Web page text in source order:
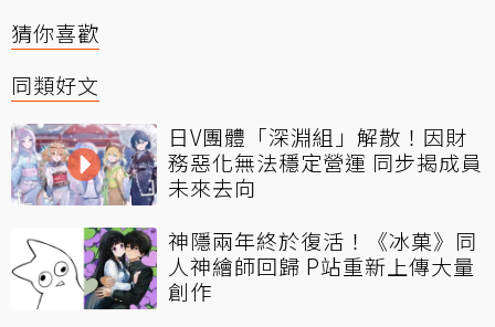
猜你喜歡
同類好文
日V團體「深淵組」解散！因財
務惡化無法穩定營運 同步揭成員
未來去向
神隱兩年終於復活！《冰菓》同
人神繪師回歸 P站重新上傳大量
創作